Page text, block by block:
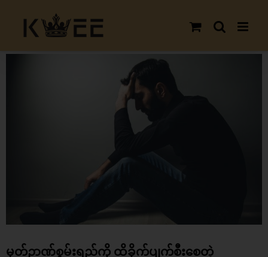
content
မှတ်ဉာဏ်စွမ်းရည်ကို ထိခိုက်ပျက်စီးစေတဲ့